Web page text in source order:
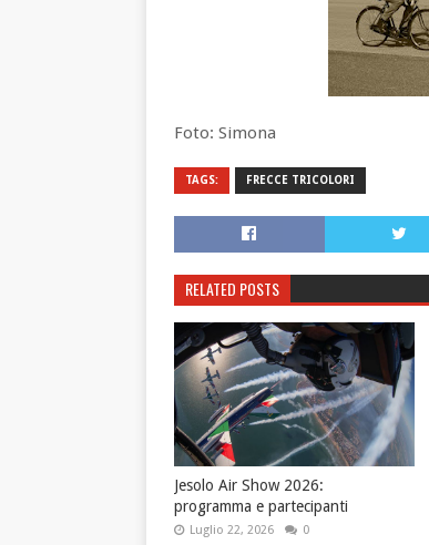
Foto: Simona
TAGS: FRECCE TRICOLORI
RELATED POSTS
Jesolo Air Show 2026:
programma e partecipanti
Luglio 22, 2026 0